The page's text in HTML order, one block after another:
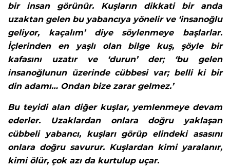
bir insan görünür. Kuşların dikkati bir anda
uzaktan gelen bu yabancıya yönelir ve ‘insanoğlu
geliyor, kaçalım’ diye söylenmeye başlarlar.
İçlerinden en yaşlı olan bilge kuş, şöyle bir
kafasını uzatır ve ‘durun’ der; ‘bu gelen
insanoğlunun üzerinde cübbesi var; belli ki bir
din adamı… Ondan bize zarar gelmez.’
Bu teyidi alan diğer kuşlar, yemlenmeye devam
ederler. Uzaklardan onlara doğru yaklaşan
cübbeli yabancı, kuşları görüp elindeki asasını
onlara doğru savurur. Kuşlardan kimi yaralanır,
kimi ölür, çok azı da kurtulup uçar.